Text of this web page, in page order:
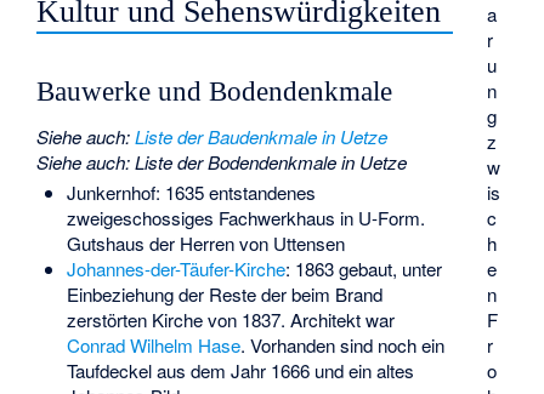
a
r
u
n
g
z
w
is
c
h
e
n
F
r
o
Kultur und Sehenswürdigkeiten
Bauwerke und Bodendenkmale
Siehe auch:Liste der Baudenkmale in Uetze
Siehe auch:Liste der Bodendenkmale in Uetze
Junkernhof: 1635 entstandenes
zweigeschossiges Fachwerkhaus in U-Form.
Gutshaus der Herren von Uttensen
Johannes-der-Täufer-Kirche: 1863 gebaut, unter
Einbeziehung der Reste der beim Brand
zerstörten Kirche von 1837. Architekt war
Conrad Wilhelm Hase. Vorhanden sind noch ein
Taufdeckel aus dem Jahr 1666 und ein altes